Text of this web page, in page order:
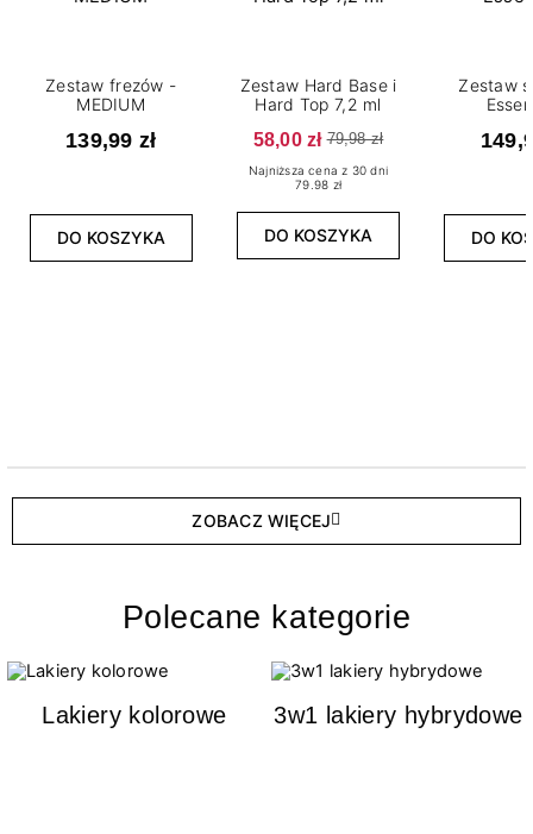
Zestaw frezów -
MEDIUM
139,99 zł
DO KOSZYKA
Zestaw Hard Base i
Hard Top 7,2 ml
58,00 zł 79,98 zł
Najniższa cena z 30 dni
79.98 zł
DO KOSZYKA
Zestaw
DO
ZOBACZ WIĘCEJ
Polecane kategorie
Lakiery kolorowe 3w1 lakiery hybrydowe